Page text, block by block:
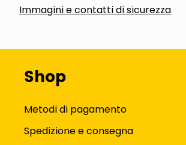
Immagini e contatti di sicurezza
Shop
Metodi di pagamento
Spedizione e consegna